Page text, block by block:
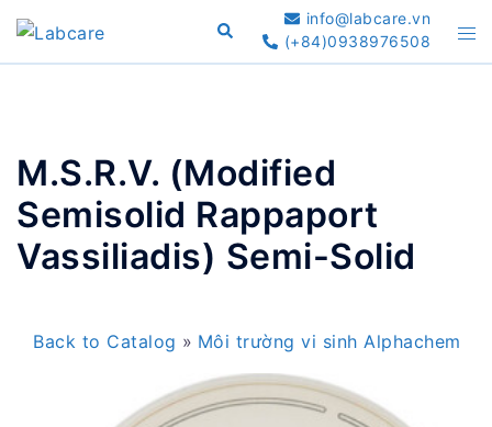
Skip
to
content
Search
info@labcare.vn
(+84)0938976508
M.S.R.V. (Modified
Semisolid Rappaport
Vassiliadis) Semi-Solid
Back to Catalog Môi trường vi sinh Alphachem